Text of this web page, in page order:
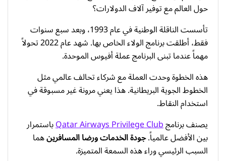
حول العالم مع توفير آلاف الدولارات؟
تأسست الناقلة الوطنية في عام 1993، وبعد سبع سنوات
فقط، أطلقت برنامج الولاء الخاص بها. شهد عام 2022 تحولاً
مهماً عندما تبنى البرنامج عملة أفيوس الموحدة.
هذه الخطوة وحدت العملة مع شركاء تحالف عالمي مثل
الخطوط الجوية البريطانية. هذا يعني مرونة غير مسبوقة في
استخدام النقاط.
يصنف برنامجQatar Airways Privilege Clubباستمرار
بين الأفضل عالمياً.جودة الخدمات ورضا المسافرينهما
السبب الرئيسي وراء هذه السمعة المتميزة.